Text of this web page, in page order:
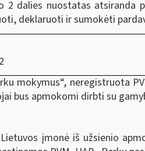
2 dalies nuostatas atsiranda
deklaruoti ir sumokėti
mokymus“, neregistruota
bus apmokomi dirbti su
įmonė iš užsienio